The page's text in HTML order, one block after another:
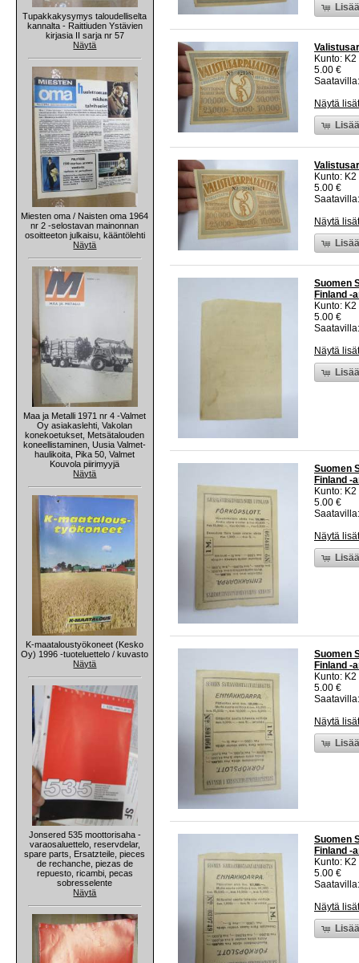
Tupakkakysymys taloudelliselta
kannalta - Raittiuden Ystävien
kirjasia II sarja nr 57
Näytä
Miesten oma / Naisten oma 1964
nr 2 -selostavan mainonnan
osoitteeton julkaisu, kääntölehti
Näytä
Maa ja Metalli 1971 nr 4 -Valmet
Oy asiakaslehti, Vakolan
konekoetukset, Metsätalouden
koneellistaminen, Uusia Valmet-
haulikoita, Pika 50, Valmet
Kouvola piirimyyjä
Näytä
K-maataloustyökoneet (Kesko
Oy) 1996 -tuoteluettelo / kuvasto
Näytä
Jonsered 535 moottorisaha -
varaosaluettelo, reservdelar,
spare parts, Ersatzteile, pieces
de rechanche, piezas de
repuesto, ricambi, pecas
sobresselente
Näytä
Kunto:
5.00 €
Näytä
Kunto:
5.00 €
Näytä
Suomen
Finland -
Kunto:
5.00 €
Näytä
Suomen
Finland -
Kunto:
5.00 €
Näytä
Suomen
Finland -
Kunto:
5.00 €
Näytä
Suomen
Finland -
Kunto:
5.00 €
Näytä